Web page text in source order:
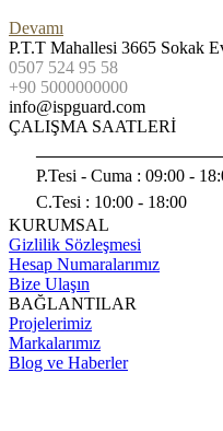
Devamı
P.T.T Mahallesi 3665 Sokak
0507 524 95 58
+90 5000000000
info@ispguard.com
ÇALIŞMA SAATLERİ
P.Tesi - Cuma : 09:00 -
C.Tesi : 10:00 - 18:00
KURUMSAL
Gizlilik Sözleşmesi
Hesap Numaralarımız
Bize Ulaşın
BAĞLANTILAR
Projelerimiz
Markalarımız
Blog ve Haberler